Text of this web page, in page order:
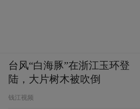
台风“白海豚”在浙江玉环登
陆，大片树木被吹倒
钱江视频